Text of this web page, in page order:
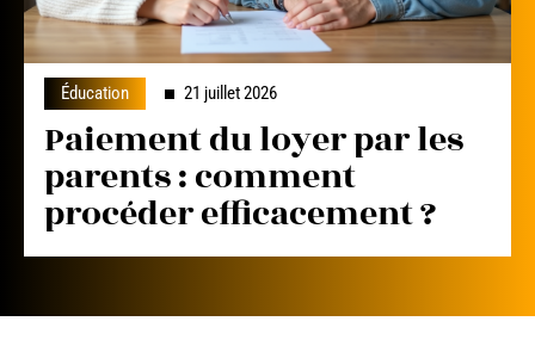
Éducation 21 juillet 2026
Paiement du loyer par les
parents : comment
procéder efficacement ?